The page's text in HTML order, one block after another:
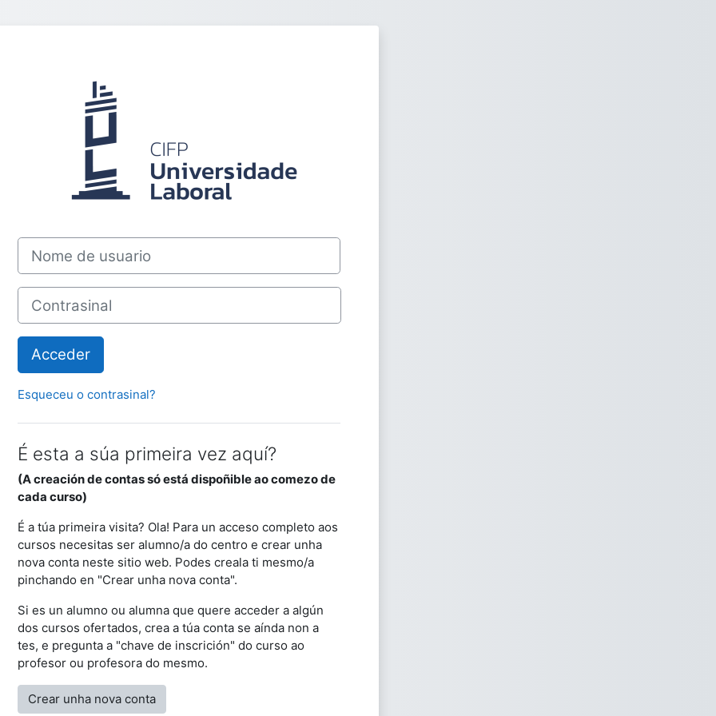
Nome de usuario
Contrasinal
Acceder
Esqueceu o contrasinal?
É esta a súa primeira vez aquí?
(A creación de contas só está dispoñible ao comezo de
cada curso)
É a túa primeira visita? Ola! Para un acceso completo aos
cursos necesitas ser alumno/a do centro e crear unha
nova conta neste sitio web. Podes creala ti mesmo/a
pinchando en "Crear unha nova conta".
Si es un alumno ou alumna que quere acceder a algún
dos cursos ofertados, crea a túa conta se aínda non a
tes, e pregunta a "chave de inscrición" do curso ao
profesor ou profesora do mesmo.
Crear unha nova conta